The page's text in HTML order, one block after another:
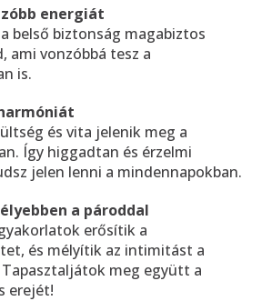
energiát
belső biztonság magabiztos
ami vonzóbbá tesz a
is.
és vita jelenik meg a
Így higgadtan és érzelmi
jelen lenni a mindennapokban.
a pároddal
erősítik a
és mélyítik az intimitást a
meg együtt a
erejét!